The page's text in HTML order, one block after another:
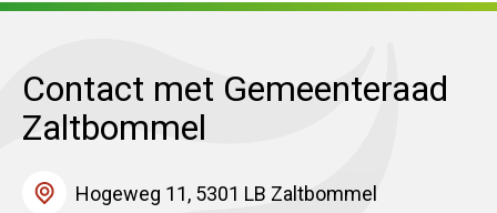
Contact met Gemeenteraad
Zaltbommel
Hogeweg 11, 5301 LB Zaltbommel